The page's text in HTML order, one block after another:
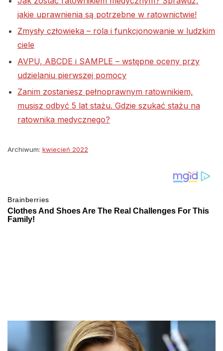
jakie uprawnienia są potrzebne w ratownictwie!
Zmysły człowieka – rola i funkcjonowanie w ludzkim
ciele
AVPU, ABCDE i SAMPLE – wstępne oceny przy
udzielaniu pierwszej pomocy
Zanim zostaniesz pełnoprawnym ratownikiem,
musisz odbyć 5 lat stażu. Gdzie szukać stażu na
ratownika medycznego?
Archiwum: kwiecień 2022